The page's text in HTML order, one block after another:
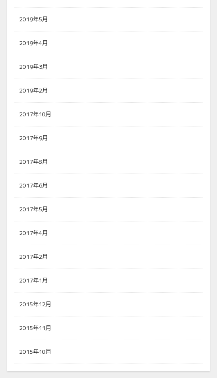
2019年5月
2019年4月
2019年3月
2019年2月
2017年10月
2017年9月
2017年8月
2017年6月
2017年5月
2017年4月
2017年2月
2017年1月
2015年12月
2015年11月
2015年10月